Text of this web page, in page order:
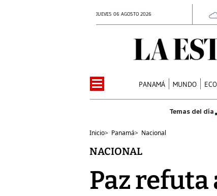
JUEVES 06 AGOSTO 2026
PANAMÁ MUNDO
Inicio> Panamá> Nacional
NACIONAL
Paz refuta